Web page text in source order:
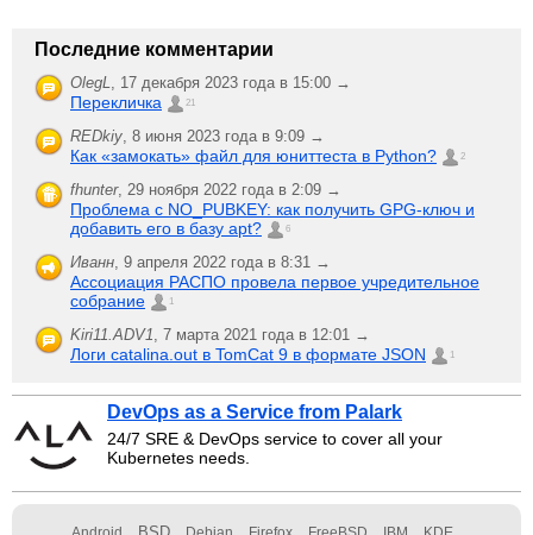
Последние комментарии
OlegL, 17 декабря 2023 года в 15:00 →
Перекличка 21
REDkiy, 8 июня 2023 года в 9:09 →
Как «замокать» файл для юниттеста в Python? 2
fhunter, 29 ноября 2022 года в 2:09 →
Проблема с NO_PUBKEY: как получить GPG-ключ и
добавить его в базу apt?
6
Иванн, 9 апреля 2022 года в 8:31 →
Ассоциация РАСПО провела первое учредительное
собрание
1
Kiri11.ADV1, 7 марта 2021 года в 12:01 →
Логи catalina.out в TomCat 9 в формате JSON 1
DevOps as a Service from Palark
24/7 SRE & DevOps service to cover all your
Kubernetes needs.